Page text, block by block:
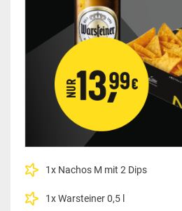
1x Nachos M mit 2 Dips
1x Warsteiner 0,5 l